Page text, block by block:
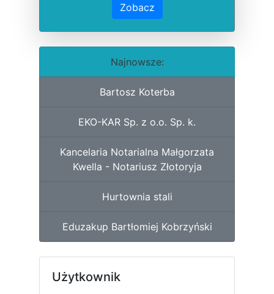
Zobacz
Najnowsze:
Bartosz Koterba
EKO-KAR Sp. z o.o. Sp. k.
Kancelaria Notarialna Małgorzata
Kwella - Notariusz Złotoryja
Hurtownia stali
Eduzakup Bartłomiej Kobrzyński
Użytkownik